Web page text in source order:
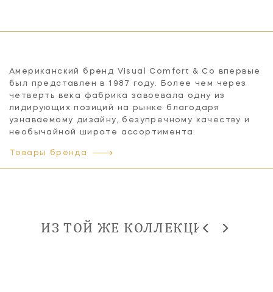
Американский бренд Visual Comfort & Co впервые
был представлен в 1987 году. Более чем через
четверть века фабрика завоевала одну из
лидирующих позиций на рынке благодаря
узнаваемому дизайну, безупречному качеству и
необычайной широте ассортимента.
Товары бренда
ИЗ ТОЙ ЖЕ КОЛЛЕКЦИИ